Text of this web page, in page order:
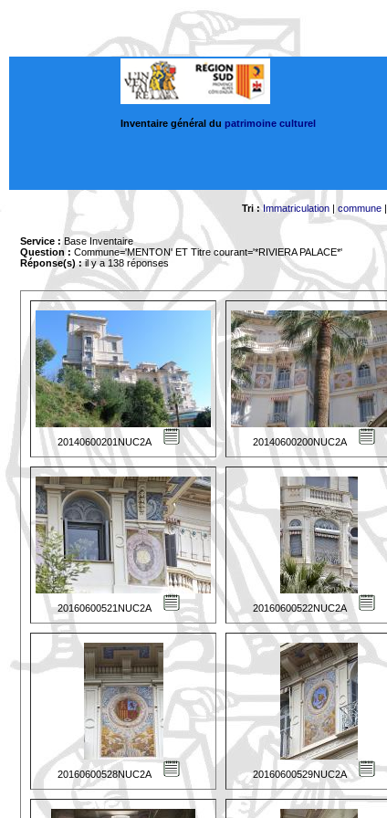
Inventaire général du patrimoine culturel
Tri : Immatriculation| commune|
Service : Base Inventaire
Question : Commune='MENTON' ET Titre courant='*RIVIERA PALACE*'
Réponse(s) :il y a 138 réponses
20140600201NUC2A 20140600200NUC2A
20160600521NUC2A 20160600522NUC2A
20160600528NUC2A 20160600529NUC2A